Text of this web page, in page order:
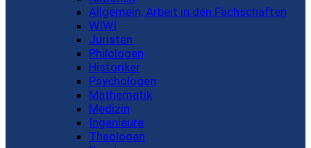
Allgemein, Arbeit in den Fachschaften
WIWI
Juristen
Philologen
Historiker
Psychologen
Mathematik
Medizin
Ingenieure
Theologen